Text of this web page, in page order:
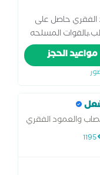
الفقري حاصل على
المسلحه
والأعصاب
العصبية. أورام
الفقري. الصرع
بعد الجراحة
مواعيد الحجز
والعمود الفقري
1195